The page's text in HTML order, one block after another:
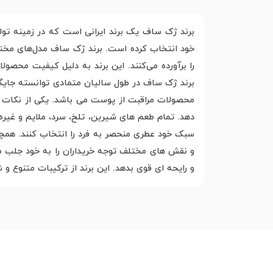
برند ژک ساف یک برند ایرانی است که در زمینه
خود انتخاب کرده است. برند ژک ساف مدل‌های
را برآورده می‌کنند. این برند به دلیل کیفیت
برند ژک ساف در طول سالیان متمادی توانسته
محصولات مراقبت از پوست می باشد. یکی از
دهد. تمام طعم های شیرین، تلخ، سرد، ملایم و
سبک خود عطری منحصر به فرد را انتخاب کنند.
و نقش های مختلف توجه خریداران را به خود جلب
و رایحه ای قوی بدهد. این برند از ترکیبات